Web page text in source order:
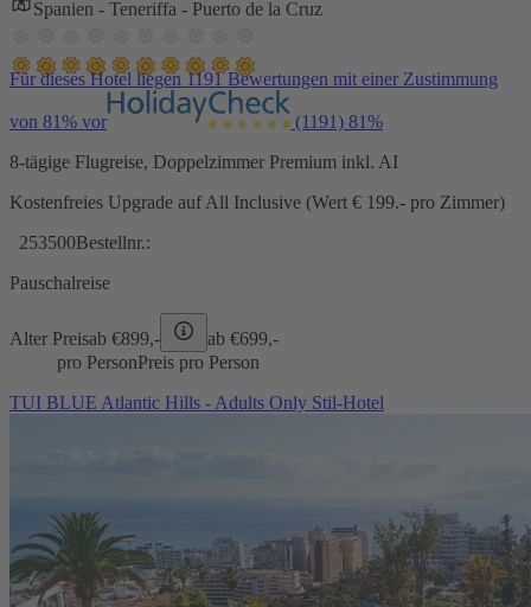
Spanien - Teneriffa - Puerto de la Cruz
Für dieses Hotel liegen 1191 Bewertungen mit einer Zustimmung
von 81% vor (1191) 81%
8-tägige Flugreise, Doppelzimmer Premium inkl. AI
Kostenfreies Upgrade auf All Inclusive (Wert € 199.- pro Zimmer)
253500Bestellnr.:
Pauschalreise
Alter Preisab €899,- ab €699,-
pro PersonPreis pro Person
TUI BLUE Atlantic Hills - Adults Only Stil-Hotel